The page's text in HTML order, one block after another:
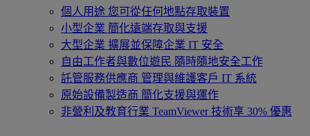
個人用途 您可從任何地點存取裝置
小型企業 簡化遠端存取與支援
大型企業 擴展並保障企業 IT 安全
自由工作者與數位遊民 隨時隨地安全工作
託管服務供應商 管理與維護客戶 IT 系統
原始設備製造商 簡化支援與運作
非營利及教育行業 TeamViewer 技術享 30% 優惠